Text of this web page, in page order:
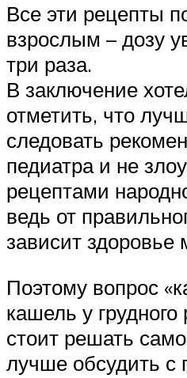
Все эти рецепты
взрослым – дозу
три раза.
В заключение
отметить, что
следовать
педиатра и не
рецептами
ведь от
зависит
Поэтому вопрос
кашель у
стоит решать
лучше обсудить с